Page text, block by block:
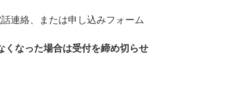
連絡、または申し込みフォーム
くなった場合は受付を締め切らせ